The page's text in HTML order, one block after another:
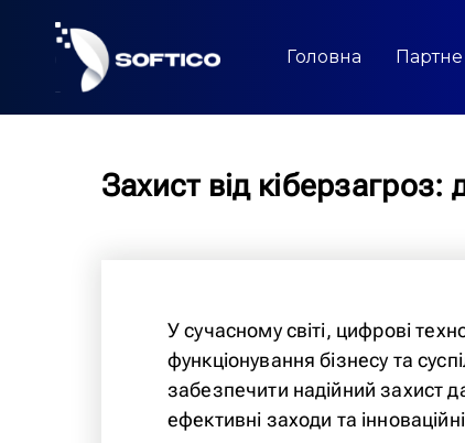
content
Головна
Захист від кіберзагроз:
У сучасному світі, цифрові
функціонування бізнесу та
забезпечити надійний захист
ефективні заходи та